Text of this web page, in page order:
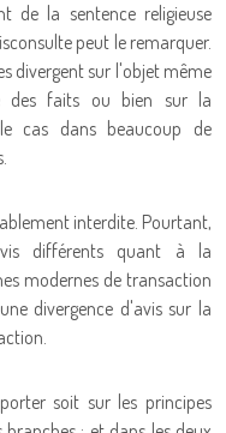
de la sentence religieuse
peut le remarquer.
divergent sur l'objet même
des faits ou bien sur la
cas dans beaucoup de
interdite. Pourtant,
différents quant à la
modernes de transaction
divergence d'avis sur la
soit sur les principes